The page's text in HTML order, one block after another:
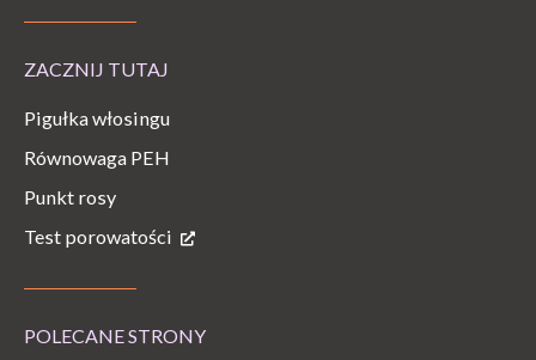
ZACZNIJ TUTAJ
Pigułka włosingu
Równowaga PEH
Punkt rosy
Test porowatości
POLECANE STRONY